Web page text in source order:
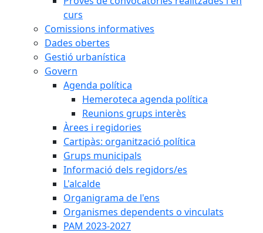
curs
Comissions informatives
Dades obertes
Gestió urbanística
Govern
Agenda política
Hemeroteca agenda política
Reunions grups interès
Àrees i regidories
Cartipàs: organització política
Grups municipals
Informació dels regidors/es
L'alcalde
Organigrama de l'ens
Organismes dependents o vinculats
PAM 2023-2027